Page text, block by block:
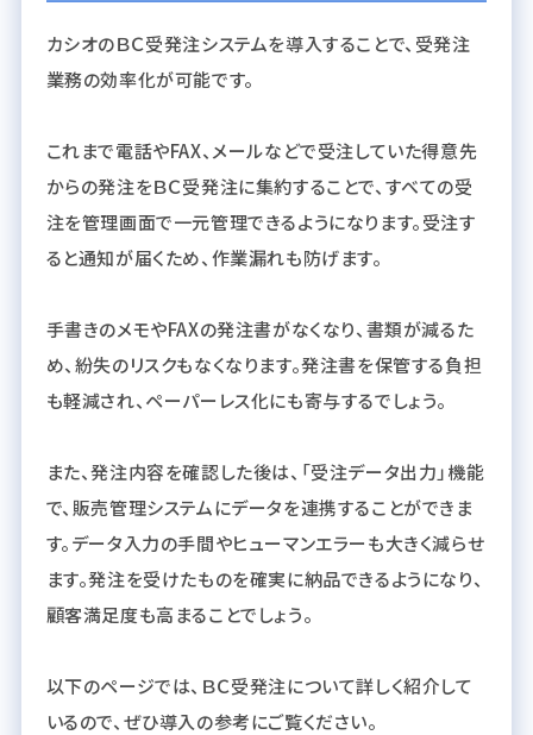
カシオのＢＣ受発注システムを導入することで、受発注
業務の効率化が可能です。
これまで電話やFAX、メールなどで受注していた得意先
からの発注をＢＣ受発注に集約することで、すべての受
注を管理画面で一元管理できるようになります。受注す
ると通知が届くため、作業漏れも防げます。
手書きのメモやFAXの発注書がなくなり、書類が減るた
め、紛失のリスクもなくなります。発注書を保管する負担
も軽減され、ペーパーレス化にも寄与するでしょう。
また、発注内容を確認した後は、「受注データ出力」機能
で、販売管理システムにデータを連携することができま
す。データ入力の手間やヒューマンエラーも大きく減らせ
ます。発注を受けたものを確実に納品できるようになり、
顧客満足度も高まることでしょう。
以下のページでは、ＢＣ受発注について詳しく紹介して
いるので、ぜひ導入の参考にご覧ください。